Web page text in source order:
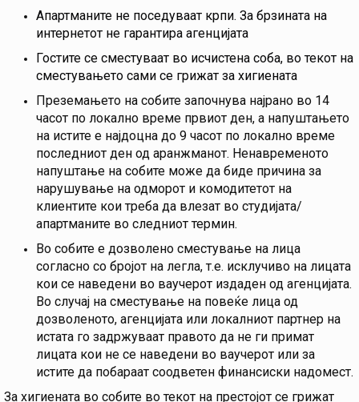
Апартманите не поседуваат крпи. За брзината на
интернетот не гарантира агенцијата
Гостите се сместуваат во исчистена соба, во текот на
сместувањето сами се грижат за хигиената
Преземањето на собите започнува најрано во 14
часот по локално време првиот ден, а напуштањето
на истите е најдоцна до 9 часот по локално време
последниот ден од аранжманот. Ненавременото
напуштање на собите може да биде причина за
нарушување на одморот и комодитетот на
клиентите кои треба да влезат во студијата/
апартманите во следниот термин.
Во собите е дозволено сместување на лица
согласно со бројот на легла, т.е. исклучиво на лицата
кои се наведени во ваучерот издаден од агенцијата.
Во случај на сместување на повеќе лица од
дозволеното, агенцијата или локалниот партнер на
истата го задржуваат правото да не ги примат
лицата кои не се наведени во ваучерот или за
истите да побараат соодветен финансиски надомест.
За хигиената во собите во текот на престојот се грижат